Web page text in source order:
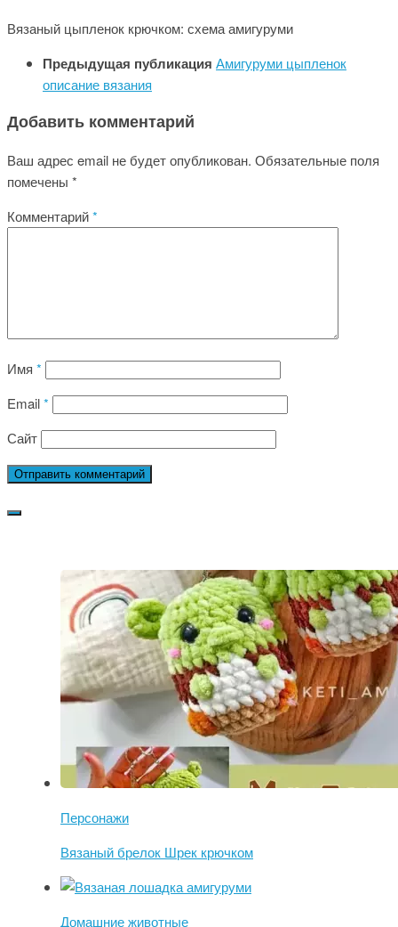
Вязаный цыпленок крючком: схема амигуруми
Предыдущая публикация Амигуруми цыпленок
описание вязания
Добавить комментарий
Ваш адрес email не будет опубликован. Обязательные поля
помечены *
Комментарий*
Имя *
Email*
Сайт
Персонажи
Вязаный брелок Шрек крючком
Домашние животные